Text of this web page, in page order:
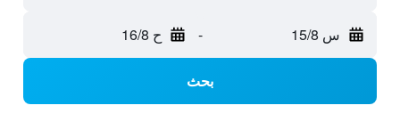
س 15/8 - ح 16/8
بحث